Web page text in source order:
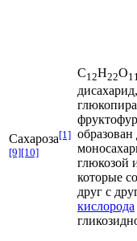
Сахароза[1]
[9][10]
С12Н22O11
дисахарид
образован
глюкозой
которые
друг с
кислорода